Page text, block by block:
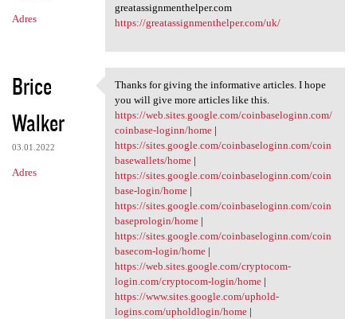
Adres
greatassignmenthelper.com
https://greatassignmenthelper.com/uk/
Brice
Walker
03.01.2022
Adres
Thanks for giving the
Thanks for giving the informative articles. I hope
you will give more articles like this.
https://web.sites.google.com/coinbaseloginn.com/
coinbase-loginn/home|
https://sites.google.com/coinbaseloginn.com/coin
basewallets/home|
https://sites.google.com/coinbaseloginn.com/coin
base-login/home|
https://sites.google.com/coinbaseloginn.com/coin
baseprologin/home|
https://sites.google.com/coinbaseloginn.com/coin
basecom-login/home|
https://web.sites.google.com/cryptocom-
login.com/cryptocom-login/home|
https://www.sites.google.com/uphold-
logins.com/upholdlogin/home|